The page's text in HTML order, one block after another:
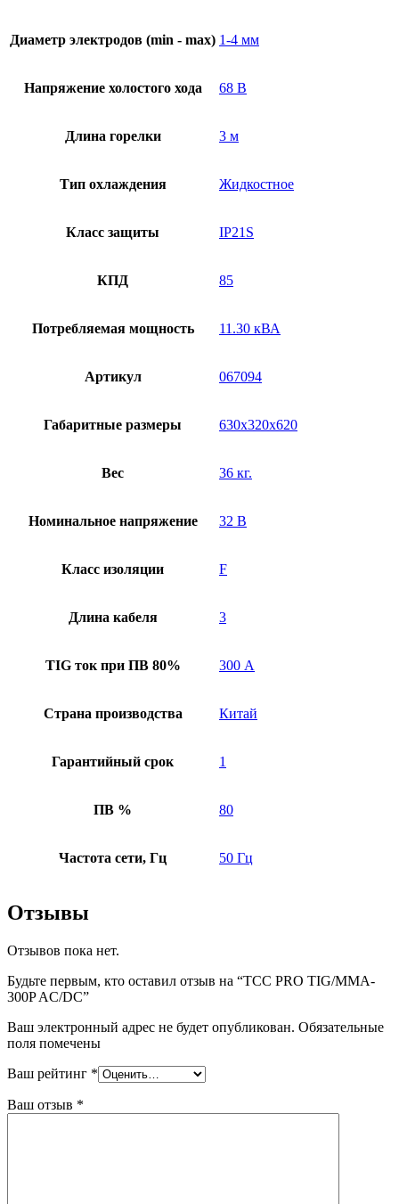
Диаметр электродов (min - max) 1-4 мм
Напряжение холостого хода 68 В
Длина горелки 3 м
Тип охлаждения Жидкостное
Класс защиты IP21S
КПД 85
Потребляемая мощность 11.30 кВА
Артикул 067094
Габаритные размеры 630х320х620
Вес 36 кг.
Номинальное напряжение 32 В
Класс изоляции F
Длина кабеля 3
TIG ток при ПВ 80% 300 А
Страна производства Китай
Гарантийный срок 1
ПВ % 80
Частота сети, Гц 50 Гц
Отзывы
Отзывов пока нет.
Будьте первым, кто оставил отзыв на “ТСС PRO TIG/MMA-
300P AC/DC”
Ваш электронный адрес не будет опубликован. Обязательные
поля помечены
Ваш рейтинг *
Ваш отзыв *